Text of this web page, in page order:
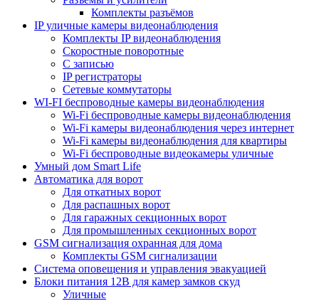
Комплекты разъёмов
IP уличные камеры видеонаблюдения
Комплекты IP видеонаблюдения
Скоростные поворотные
С записью
IP регистраторы
Сетевые коммутаторы
WI-FI беспроводные камеры видеонаблюдения
Wi-Fi беспроводные камеры видеонаблюдения
Wi-Fi камеры видеонаблюдения через интернет
Wi-Fi камеры видеонаблюдения для квартиры
Wi-Fi беспроводные видеокамеры уличные
Умный дом Smart Life
Автоматика для ворот
Для откатных ворот
Для распашных ворот
Для гаражных секционных ворот
Для промышленных секционных ворот
GSM сигнализация охранная для дома
Комплекты GSM сигнализации
Cистема оповещения и управления эвакуацией
Блоки питания 12В для камер замков скуд
Уличные